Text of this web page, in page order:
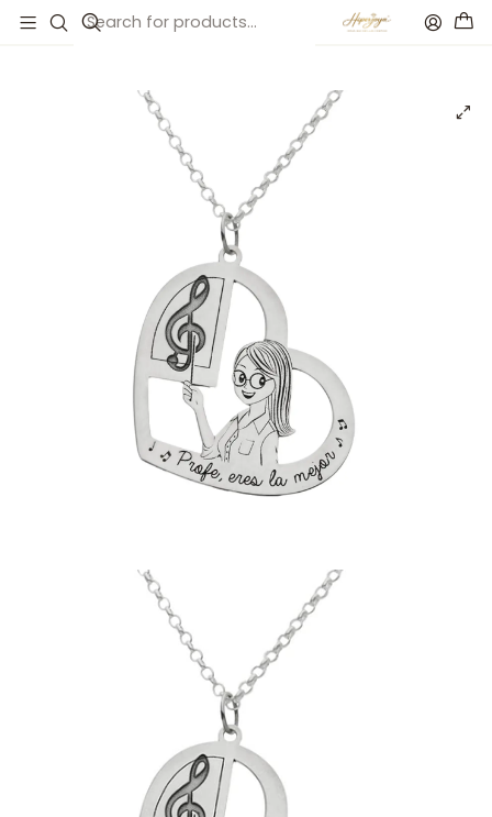
Inicio Catálogo Colgante personalizado maestra plata